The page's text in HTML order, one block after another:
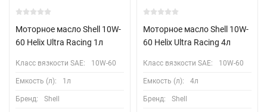
Моторное масло Shell 10W-
60 Helix Ultra Racing 1л
Класс вязкости SAE: 10W-60
Емкость (л): 1л
Бренд: Shell
Моторное масло Shell 10W-
60 Helix Ultra Racing 4л
Класс вязкости SAE: 10W-60
Емкость (л): 4л
Бренд: Shell